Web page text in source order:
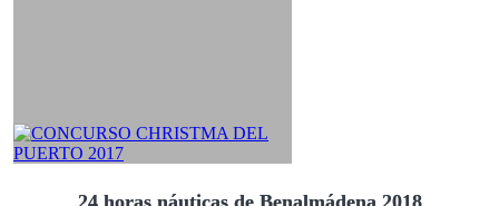
24 horas náuticas de Benalmádena 2018